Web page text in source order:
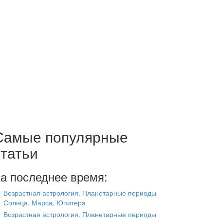
популярные
последнее время:
Возрастная астрология. Планетарные периоды
Солнца, Марса, Юпитера
Возрастная астрология. Планетарные периоды